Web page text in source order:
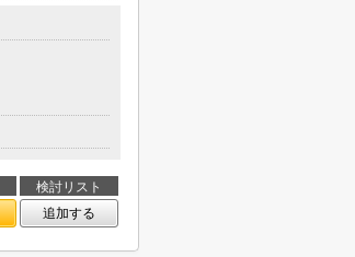
検討リスト
追加する